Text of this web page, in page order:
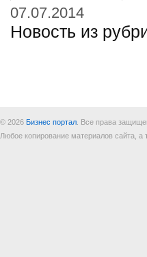
07.07.2014
Новость из
© 2026 Бизнес портал . Все права
Любое копирование материалов сайта,